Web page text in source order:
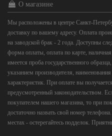
О магазине
Мы расположены в центре Санкт-
доставку по вашему адресу. Оплата
на заводской брак - 2 года. Доступны
форма оплаты, оплата по карте,
имеется проба государственного
указанием производителя,
характеристик. При оплате вы
предусмотренный законодательством.
покупателем нашего магазина, то при
достаточно назвать свой номер
местах - остерегайтесь подделок.